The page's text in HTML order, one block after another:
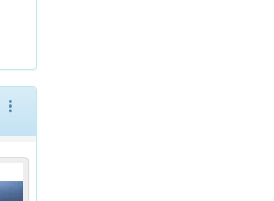
more_vert